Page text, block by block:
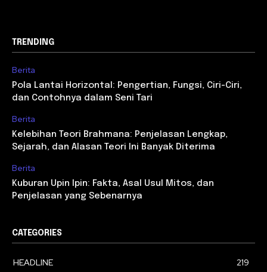
TRENDING
Berita
Pola Lantai Horizontal: Pengertian, Fungsi, Ciri-Ciri,
dan Contohnya dalam Seni Tari
Berita
Kelebihan Teori Brahmana: Penjelasan Lengkap,
Sejarah, dan Alasan Teori Ini Banyak Diterima
Berita
Kuburan Upin Ipin: Fakta, Asal Usul Mitos, dan
Penjelasan yang Sebenarnya
CATEGORIES
HEADLINE 219